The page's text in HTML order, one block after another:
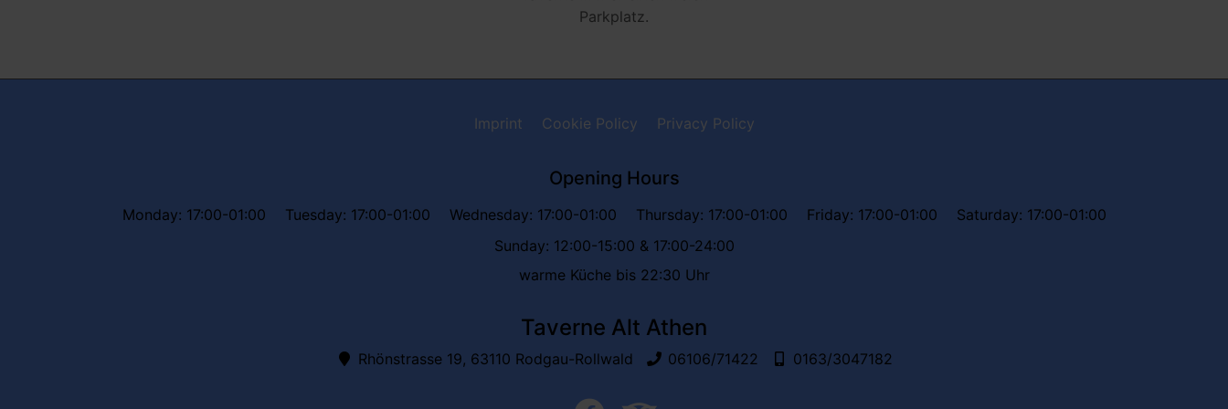
Parkplatz.
Imprint Cookie Policy Privacy Policy
Opening Hours
Monday: 17:00-01:00 Tuesday: 17:00-01:00 Wednesday: 17:00-01:00 Thursday: 17:00-01:00 Friday: 17:00-01:00
Saturday: 17:00-01:00
Sunday: 12:00-15:00 & 17:00-24:00
warme Küche bis 22:30 Uhr
Taverne Alt Athen
Rhönstrasse 19, 63110 Rodgau-Rollwald 06106/71422 0163/3047182